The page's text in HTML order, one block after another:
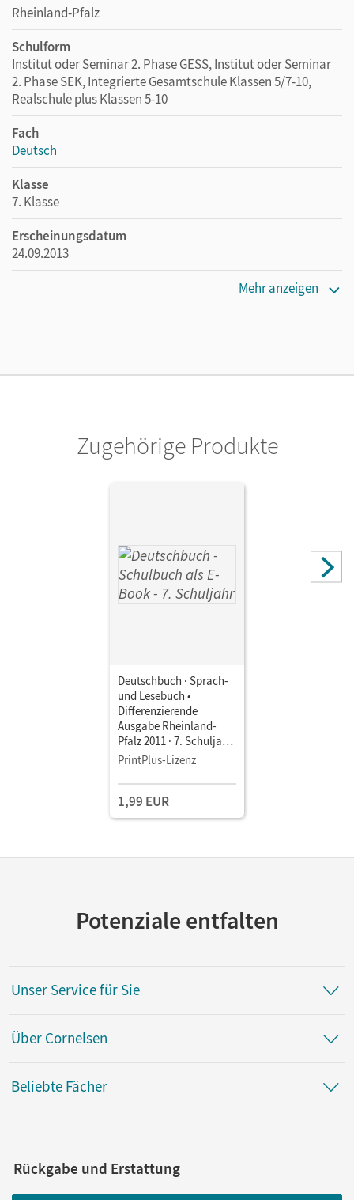
Rheinland-Pfalz
Schulform
Institut oder Seminar 2. Phase GESS, Institut oder Seminar
2. Phase SEK, Integrierte Gesamtschule Klassen 5/7-10,
Realschule plus Klassen 5-10
Fach
Deutsch
Klasse
7. Klasse
Erscheinungsdatum
24.09.2013
Fulde, Agnes; Mohr, Deborah; Gauggel, Hans-Joachim;
Mehr anzeigen
Zugehörige Produkte
Deutschbuch · Sprach-
und Lesebuch •
Differenzierende
Ausgabe Rheinland-
Pfalz 2011 · 7. Schuljahr
• Schulbuch als E-Book
PrintPlus-Lizenz
1,99 EUR
Potenziale entfalten
Unser Service für Sie
Über Cornelsen
Beliebte Fächer
Rückgabe und Erstattung